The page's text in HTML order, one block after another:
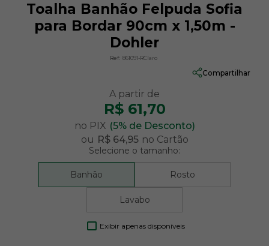
Toalha Banhão Felpuda Sofia
para Bordar 90cm x 1,50m -
Dohler
Ref: 861091-RClaro
Compartilhar
R$ 61,70
no PIX (5% de Desconto)
ou R$ 64,95 no Cartão
Selecione o tamanho:
Banhão Rosto
Lavabo
Exibir apenas disponíveis